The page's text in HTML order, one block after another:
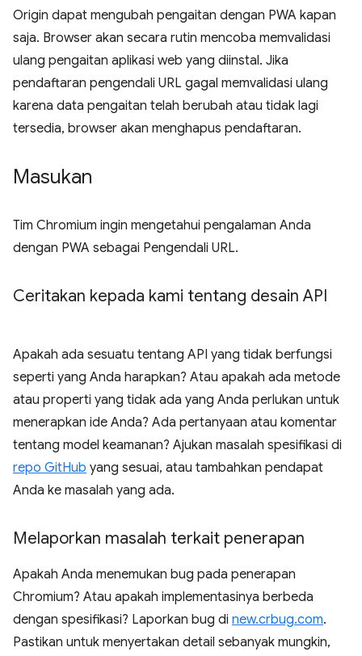
Origin dapat mengubah pengaitan dengan PWA kapan
saja. Browser akan secara rutin mencoba memvalidasi
ulang pengaitan aplikasi web yang diinstal. Jika
pendaftaran pengendali URL gagal memvalidasi ulang
karena data pengaitan telah berubah atau tidak lagi
tersedia, browser akan menghapus pendaftaran.
Masukan
Tim Chromium ingin mengetahui pengalaman Anda
dengan PWA sebagai Pengendali URL.
Ceritakan kepada kami tentang desain API
Apakah ada sesuatu tentang API yang tidak berfungsi
seperti yang Anda harapkan? Atau apakah ada metode
atau properti yang tidak ada yang Anda perlukan untuk
menerapkan ide Anda? Ada pertanyaan atau komentar
tentang model keamanan? Ajukan masalah spesifikasi di
repo GitHub yang sesuai, atau tambahkan pendapat
Anda ke masalah yang ada.
Melaporkan masalah terkait penerapan
Apakah Anda menemukan bug pada penerapan
Chromium? Atau apakah implementasinya berbeda
dengan spesifikasi? Laporkan bug di new.crbug.com.
Pastikan untuk menyertakan detail sebanyak mungkin,